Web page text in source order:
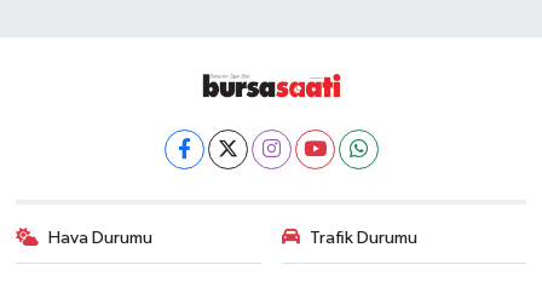
Hava Durumu Trafik Durumu